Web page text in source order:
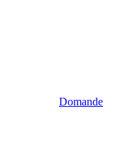
Domande